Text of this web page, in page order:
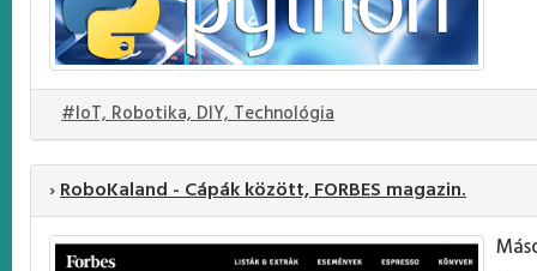
#IoT, Robotika, DIY, Technológia
›RoboKaland - Cápák között, FORBES magazin.